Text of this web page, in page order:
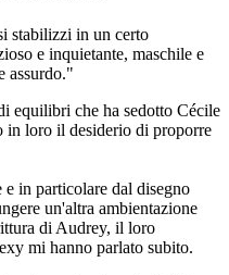
stabilizzi in un certo
e inquietante, maschile e
assurdo."
equilibri che ha sedotto Cécile
in loro il desiderio di proporre
e in particolare dal disegno
un'altra ambientazione
di Audrey, il loro
mi hanno parlato subito.